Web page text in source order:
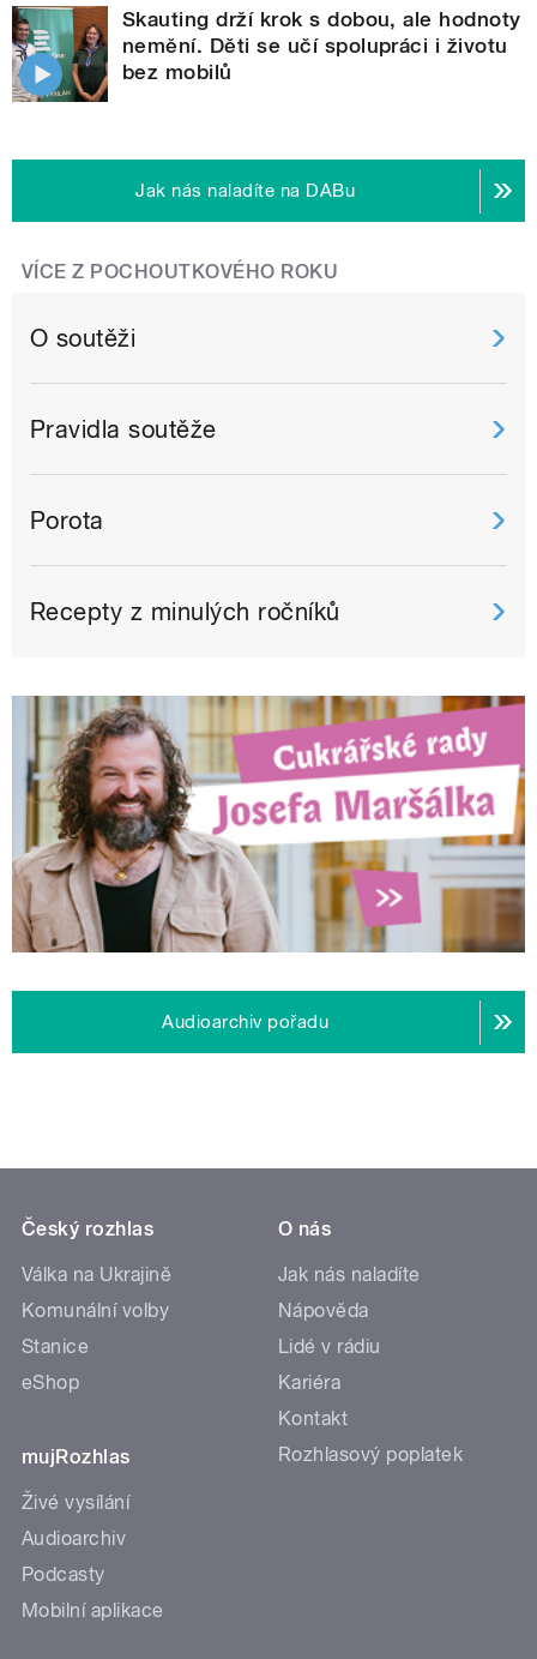
Skauting drží krok s dobou, ale hodnoty
nemění. Děti se učí spolupráci i životu
bez mobilů
Jak nás naladíte na DABu
VÍCE Z POCHOUTKOVÉHO ROKU
O soutěži
Pravidla soutěže
Porota
Recepty z minulých ročníků
Audioarchiv pořadu
Český rozhlas
Válka na Ukrajině
Komunální volby
Stanice
eShop
mujRozhlas
Živé vysílání
Audioarchiv
Podcasty
Mobilní aplikace
O nás
Jak nás naladíte
Nápověda
Lidé v rádiu
Kariéra
Kontakt
Rozhlasový poplatek